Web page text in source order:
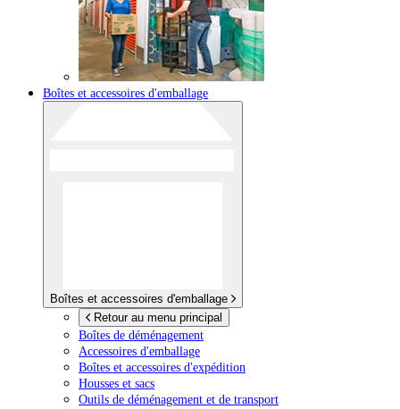
Boîtes et accessoires d'emballage
Boîtes et accessoires d'emballage
Retour au menu principal
Boîtes de déménagement
Accessoires d'emballage
Boîtes et accessoires d'expédition
Housses et sacs
Outils de déménagement et de transport